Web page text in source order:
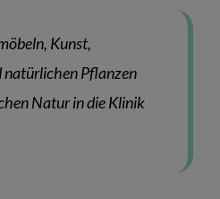
Kunst,
natürlichen Pflanzen
Natur in die Klinik